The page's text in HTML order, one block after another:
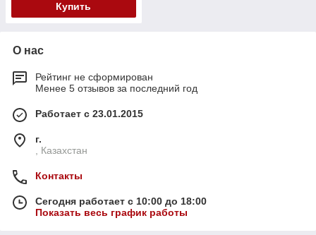
Купить
О нас
Рейтинг не сформирован
Менее 5 отзывов за последний год
Работает с 23.01.2015
г.
, Казахстан
Контакты
Сегодня работает с 10:00 до 18:00
Показать весь график работы